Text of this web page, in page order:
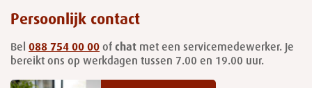
Persoonlijk contact
Bel 088 754 00 00 of chat met een servicemedewerker. Je
bereikt ons op werkdagen tussen 7.00 en 19.00 uur.